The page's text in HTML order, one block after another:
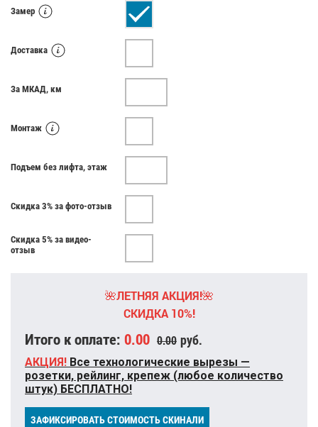
Замер
Доставка
За МКАД, км
Монтаж
Подъем без лифта, этаж
Скидка 3% за фото-отзыв
Скидка 5% за видео-
отзыв
🌺ЛЕТНЯЯ АКЦИЯ!🌺
СКИДКА 10%!
Итого к оплате: 0.00 0.00 руб.
АКЦИЯ! Все технологические вырезы —
розетки, рейлинг, крепеж (любое количество
штук) БЕСПЛАТНО!
ЗАФИКСИРОВАТЬ СТОИМОСТЬ СКИНАЛИ